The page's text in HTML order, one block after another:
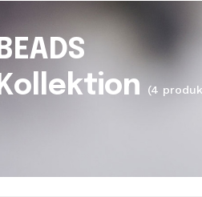
BEADS
Kollektion
(4